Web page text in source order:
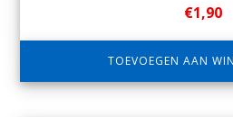
€1,90
TOEVOEGEN AAN